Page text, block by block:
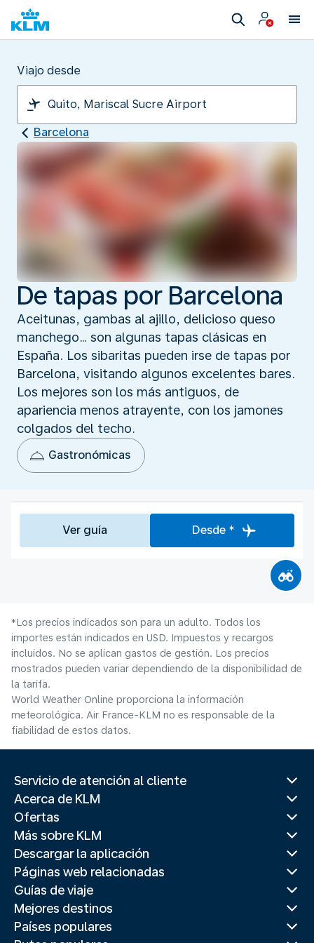
Viajo desde
Barcelona
De tapas por Barcelona
Aceitunas, gambas al ajillo, delicioso queso
manchego… son algunas tapas clásicas en
España. Los sibaritas pueden irse de tapas por
Barcelona, visitando algunos excelentes bares.
Los mejores son los más antiguos, de
apariencia menos atrayente, con los jamones
colgados del techo.
Gastronómicas
Ver guía Desde *
*Los precios indicados son para un adulto. Todos los
importes están indicados en USD. Impuestos y recargos
incluidos. No se aplican gastos de gestión. Los precios
mostrados pueden variar dependiendo de la disponibilidad de
la tarifa.
World Weather Online proporciona la información
meteorológica. Air France-KLM no es responsable de la
fiabilidad de estos datos.
Servicio de atención al cliente
Acerca de KLM
Ofertas
Más sobre KLM
Descargar la aplicación
Páginas web relacionadas
Guías de viaje
Mejores destinos
Países populares